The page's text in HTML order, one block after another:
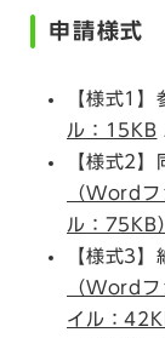
申請様式
【様式1】
ル：15KB
【様式2
（Wordフ
ル：75KB
【様式3
（Wordフ
イル：